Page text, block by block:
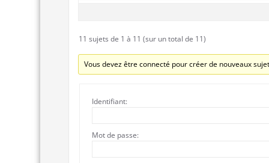
11 sujets de 1 à 11 (sur un total de 11)
Vous devez être connecté pour créer de nouveaux
Identifiant:
Mot de passe: